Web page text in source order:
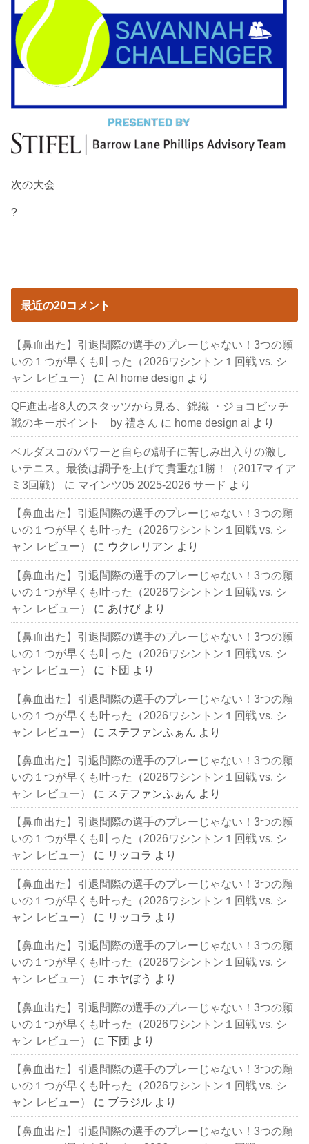
次の大会
?
最近の20コメント
【鼻血出た】引退間際の選手のプレーじゃない！3つの願
いの１つが早くも叶った（2026ワシントン１回戦 vs. シ
ャン レビュー）
にAI home design より
QF進出者8人のスタッツから見る、錦織 ・ジョコビッチ
戦のキーポイント by 禮さん に home design ai より
ベルダスコのパワーと自らの調子に苦しみ出入りの激し
いテニス。最後は調子を上げて貴重な1勝！（2017マイア
ミ3回戦）
に マインツ05 2025-2026 サード より
【鼻血出た】引退間際の選手のプレーじゃない！3つの願
いの１つが早くも叶った（2026ワシントン１回戦 vs. シ
ャン レビュー）
に ウクレリアン より
【鼻血出た】引退間際の選手のプレーじゃない！3つの願
いの１つが早くも叶った（2026ワシントン１回戦 vs. シ
ャン レビュー）
に あけび より
【鼻血出た】引退間際の選手のプレーじゃない！3つの願
いの１つが早くも叶った（2026ワシントン１回戦 vs. シ
ャン レビュー）
に下団 より
【鼻血出た】引退間際の選手のプレーじゃない！3つの願
いの１つが早くも叶った（2026ワシントン１回戦 vs. シ
ャン レビュー）
に ステファンふぁん より
【鼻血出た】引退間際の選手のプレーじゃない！3つの願
いの１つが早くも叶った（2026ワシントン１回戦 vs. シ
ャン レビュー）
に ステファンふぁん より
【鼻血出た】引退間際の選手のプレーじゃない！3つの願
いの１つが早くも叶った（2026ワシントン１回戦 vs. シ
ャン レビュー）
に リッコラ より
【鼻血出た】引退間際の選手のプレーじゃない！3つの願
いの１つが早くも叶った（2026ワシントン１回戦 vs. シ
ャン レビュー）
に リッコラ より
【鼻血出た】引退間際の選手のプレーじゃない！3つの願
いの１つが早くも叶った（2026ワシントン１回戦 vs. シ
ャン レビュー）
に ホヤぼう より
【鼻血出た】引退間際の選手のプレーじゃない！3つの願
いの１つが早くも叶った（2026ワシントン１回戦 vs. シ
ャン レビュー）
に下団 より
【鼻血出た】引退間際の選手のプレーじゃない！3つの願
いの１つが早くも叶った（2026ワシントン１回戦 vs. シ
ャン レビュー）
に ブラジル より
【鼻血出た】引退間際の選手のプレーじゃない！3つの願